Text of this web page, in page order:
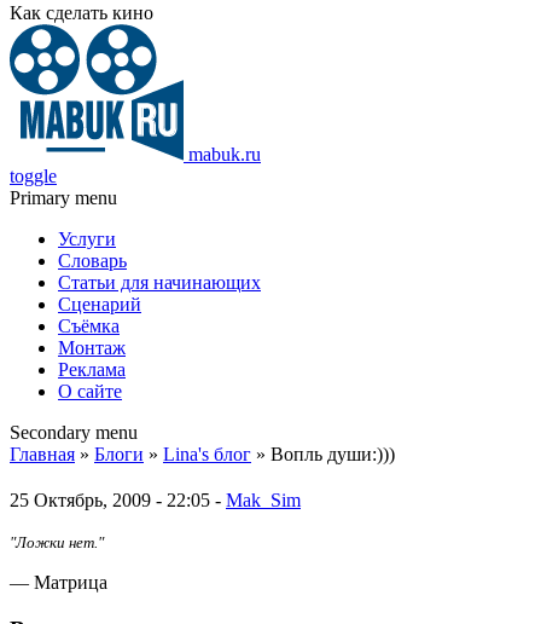
Как сделать кино
mabuk.ru
toggle
Primary menu
Услуги
Словарь
Статьи для начинающих
Сценарий
Съёмка
Монтаж
Реклама
О сайте
Secondary menu
Главная » Блоги » Lina's блог » Вопль души:)))
25 Октябрь, 2009 - 22:05 - Mak_Sim
"Ложки нет."
— Матрица